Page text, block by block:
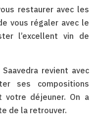
restaurer avec les
vous régaler avec le
l’excellent vin de
revient avec
ses compositions
votre déjeuner. On a
de la retrouver.